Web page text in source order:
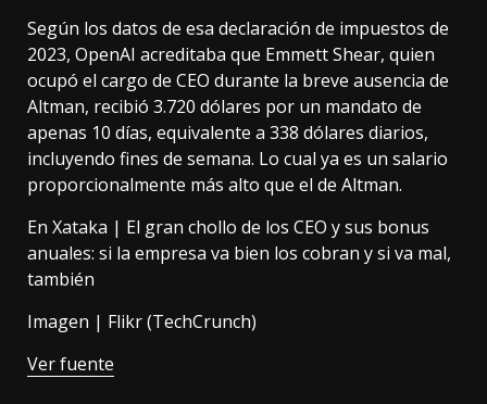
Según los datos de esa declaración de impuestos de
2023, OpenAI acreditaba que Emmett Shear, quien
ocupó el cargo de CEO durante la breve ausencia de
Altman, recibió 3.720 dólares por un mandato de
apenas 10 días, equivalente a 338 dólares diarios,
incluyendo fines de semana. Lo cual ya es un salario
proporcionalmente más alto que el de Altman.
En Xataka | El gran chollo de los CEO y sus bonus
anuales: si la empresa va bien los cobran y si va mal,
también
Imagen | Flikr (TechCrunch)
Ver fuente